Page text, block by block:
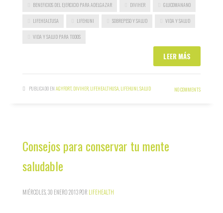
BENEFICIOS DEL EJERCICIO PARA ADELGAZAR DIVIHER GLUCOMANANO
LIFEHEALTUSA LIFEHUNI SOBREPESO Y SALUD VIDA Y SALUD
VIDA Y SALUD PARA TODOS
LEER MÁS
PUBLICADO EN AGYFORT, DIVIHER, LIFEHEALTHUSA, LIFEHUNI,SALUD NO COMMENTS
Consejos para conservar tu mente
saludable
MIÉRCOLES, 30 ENERO 2013POR LIFEHEALTH